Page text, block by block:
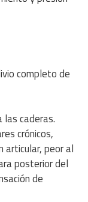
completo de
caderas.
crónicos,
articular, peor al
posterior del
de